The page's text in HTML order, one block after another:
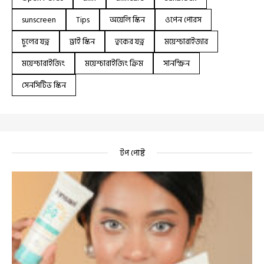
sunscreen
Tips অয়েলি স্কিন
ওপেন পোরস
চুলের যত্ন
ড্রাই স্কিন ত্বকের যত্ন
ময়েশ্চারাইজার
ময়েশ্চারাইজিং
ময়েশ্চারাইজিং ক্রিম
সানস্ক্রিন
সেনসিটিভ স্কিন
টপ পোষ্ট